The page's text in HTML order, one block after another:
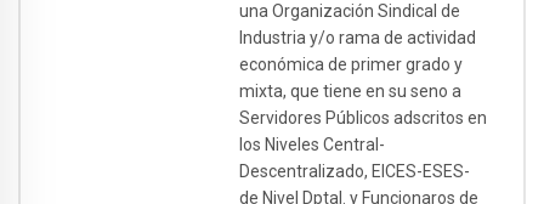
una Organización Sindical de
Industria y/o rama de actividad
económica de primer grado y
mixta, que tiene en su seno a
Servidores Públicos adscritos en
los Niveles Central-
Descentralizado, EICES-ESES-
de Nivel Dptal. y Funcionaros de